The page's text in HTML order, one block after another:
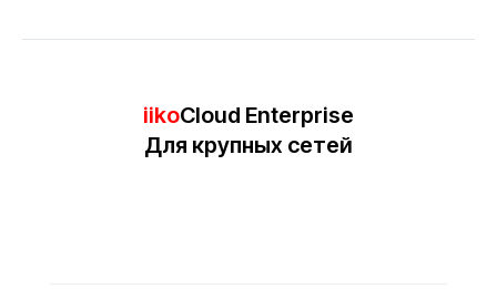
iikoCloud Enterprise
Для крупных сетей